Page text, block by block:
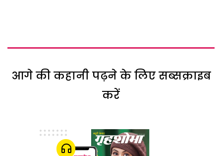
आगे की कहानी पढ़ने के लिए सब्सक्राइब
करें